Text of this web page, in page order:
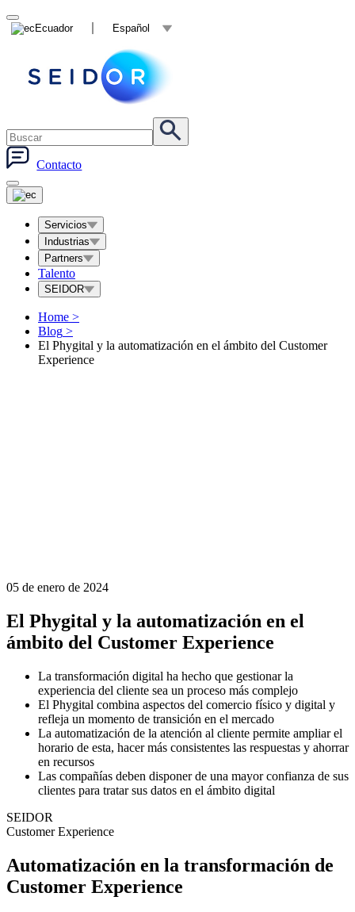
Ecuador Español
Contacto
Servicios
Industrias
Partners
Talento
SEIDOR
Home >
Blog >
El Phygital y la automatización en el ámbito del Customer
Experience
05 de enero de 2024
El Phygital y la automatización en el
ámbito del Customer Experience
La transformación digital ha hecho que gestionar la
experiencia del cliente sea un proceso más complejo
El Phygital combina aspectos del comercio físico y digital y
refleja un momento de transición en el mercado
La automatización de la atención al cliente permite ampliar el
horario de esta, hacer más consistentes las respuestas y ahorrar
en recursos
Las compañías deben disponer de una mayor confianza de sus
clientes para tratar sus datos en el ámbito digital
SEIDOR
Customer Experience
Automatización en la transformación de
Customer Experience